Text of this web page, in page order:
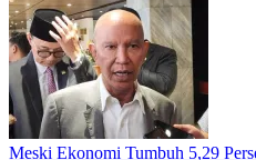
Meski Ekonomi Tumbuh 5,29